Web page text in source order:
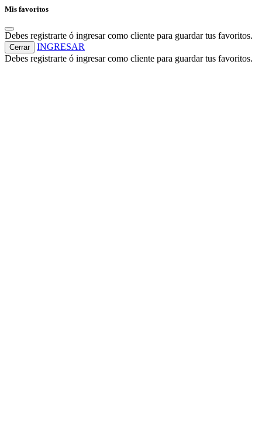
Mis favoritos
Debes registrarte ó ingresar como cliente para guardar tus favoritos.
Cerrar
INGRESAR
Debes registrarte ó ingresar como cliente para guardar tus favoritos.